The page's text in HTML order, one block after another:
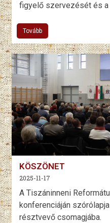
figyelő szervezését és a
Tovább
KÖSZÖNET
2025-11-17
A Tiszáninneni
konferenciáján
résztvevő csomagjába.